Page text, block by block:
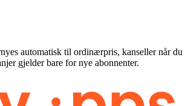
automatisk til ordinærpris, kanseller når du
gjelder bare for nye abonnenter.